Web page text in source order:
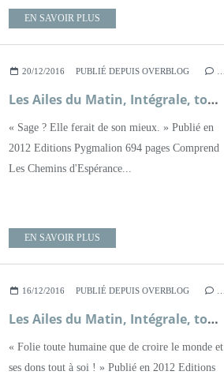
EN SAVOIR PLUS
XVIIÈME SIÈCLE
20/12/2016 PUBLIÉ DEPUIS OVERBLOG
Les Ailes du Matin, Intégrale, tome 2 ; Mireille Lesage
« Sage ? Elle ferait de son mieux. » Publié en
2012 Editions Pygmalion 694 pages Comprend
Les Chemins d'Espérance...
EN SAVOIR PLUS
XVIIÈME SIÈCLE
16/12/2016 PUBLIÉ DEPUIS OVERBLOG
Les Ailes du Matin, Intégrale, tome 1 ; Mireille Lesage
« Folie toute humaine que de croire le monde et
ses dons tout à soi ! » Publié en 2012 Editions